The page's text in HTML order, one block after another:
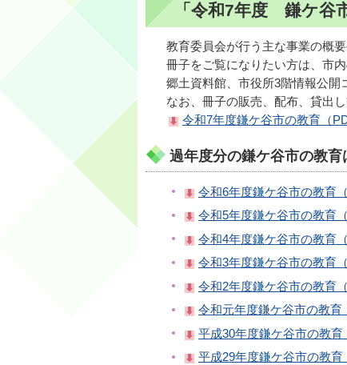
「令和7年度 鎌ケ谷
教育委員会が行う主な事業の概
冊子をご覧になりたい方は、市
郷土資料館、市役所3階情報公開
なお、冊子の販売、配布、貸出
令和7年度鎌ケ谷市の教育（
過年度分の鎌ケ谷市の教
令和6年度鎌ケ谷市の教育
令和5年度鎌ケ谷市の教育
令和4年度鎌ケ谷市の教育
令和3年度鎌ケ谷市の教育
令和2年度鎌ケ谷市の教育
令和元年度鎌ケ谷市の教育
平成30年度鎌ケ谷市の教育
平成29年度鎌ケ谷市の教育